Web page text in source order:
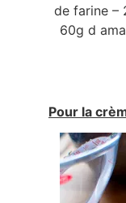
de farine –
60g d
Pour la